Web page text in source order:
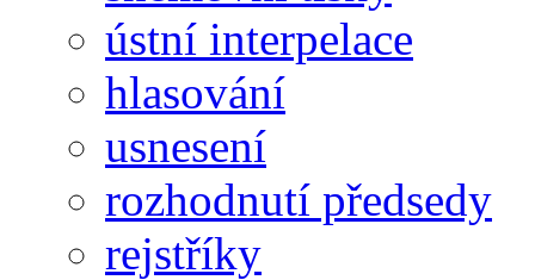
ústní interpelace
hlasování
usnesení
rozhodnutí předsedy
rejstříky